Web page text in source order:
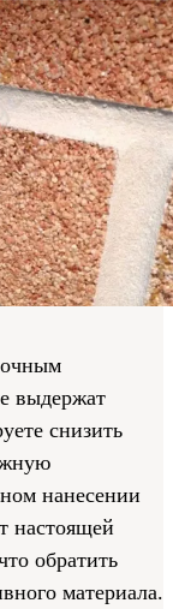
выдержат
снизить
нанесении
настоящей
обратить
материала.